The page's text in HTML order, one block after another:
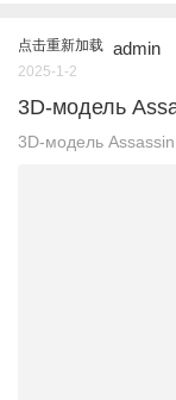
点击重新加载 admin
2025-1-2
3D-модель
3D-модель Assassin